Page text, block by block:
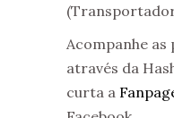
Acompanhe
através da
curta a